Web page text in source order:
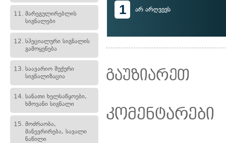
11. მარეგულირებლის
სიგნალები
12. სპეციალური სიგნალის
გამოყენება
13. საავარიო შუქური
სიგნალიზაცია
14. სანათი ხელსაწყოები,
ხმოვანი სიგნალი
15. მოძრაობა,
მანევრირება, სავალი
ნაწილი
1 არ არღვევს
გაუზიარეთ
კომენტარები